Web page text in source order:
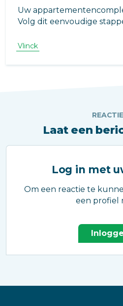
Uw
Volg dit eenvoudige
Vlinck
Laat een
Log in met
Om een reactie te
een profiel